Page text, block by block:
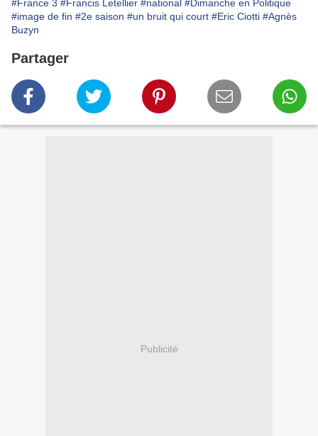
#France 3 #Francis Letellier #national #Dimanche en Politique
#image de fin #2e saison #un bruit qui court #Eric Ciotti #Agnès
Buzyn
Partager
Publicité